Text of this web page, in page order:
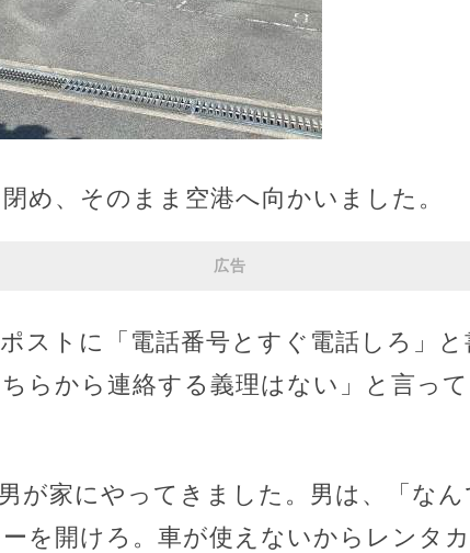
め、そのまま空港へ向かいました。
広告
ストに「電話番号とすぐ電話しろ」
らから連絡する義理はない」と言っ
が家にやってきました。男は、「な
を開けろ。車が使えないからレンタ